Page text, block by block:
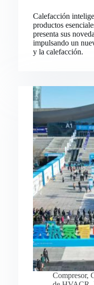
Calefacción
productos
presenta sus
impulsando un
y la calefacción.
Compresor,